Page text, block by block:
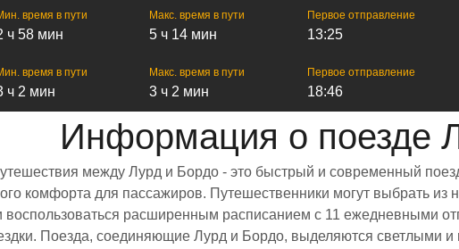
время в пути
ч 58 мин
Макс. время в пути
5 ч 14 мин
Первое отправление
13:25
время в пути
ч 2 мин
Макс. время в пути
3 ч 2 мин
Первое отправление
18:46
Информация о поезде
между Лурд и Бордо - это быстрый и современный
комфорта для пассажиров. Путешественники могут выбрать
воспользоваться расширенным расписанием с 11 ежедневными
Поезда, соединяющие Лурд и Бордо, выделяются